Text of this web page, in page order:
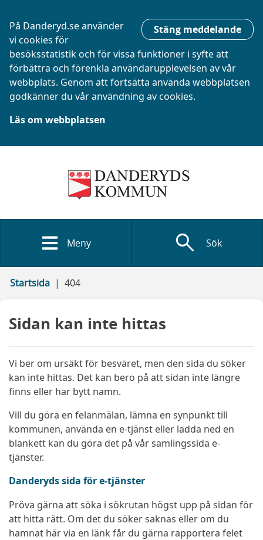
Stäng meddelande
På Danderyd.se använder
vi cookies för
besöksstatistik och för vissa funktioner i syfte att
förbättra och förenkla användarupplevelsen av vår
webbplats. Genom att fortsätta använda webbplatsen
godkänner du vår användning av cookies.
Läs om webbplatsen
Meny search Sök
Startsida 404
Sidan kan inte hittas
Vi ber om ursäkt för besväret, men den sida du söker
kan inte hittas. Det kan bero på att sidan inte längre
finns eller har bytt namn.
Vill du göra en felanmälan, lämna en synpunkt till
kommunen, använda en e-tjänst eller ladda ned en
blankett kan du göra det på vår samlingssida e-
tjänster.
Danderyds sida för e-tjänster
Pröva gärna att söka i sökrutan högst upp på sidan för
att hitta rätt. Om det du söker saknas eller om du
hamnat här via en länk får du gärna rapportera felet